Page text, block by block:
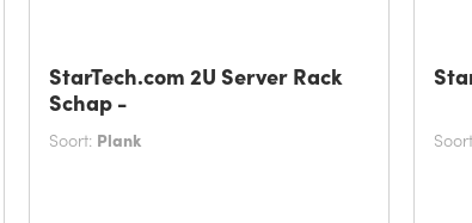
StarTech.com 2U Server Rack
Schap -
Soort: Plank